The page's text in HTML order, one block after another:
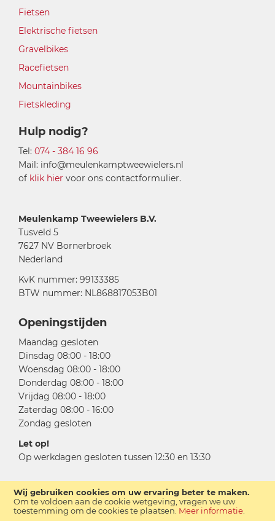
Wij gebruiken cookies om uw ervaring beter te maken.
Om te voldoen aan de cookie wetgeving, vragen we uw
toestemming om de cookies te plaatsen. Meer informatie
Fietsen
Elektrische fietsen
Gravelbikes
Racefietsen
Mountainbikes
Fietskleding
Hulp nodig?
Tel: 074 - 384 16 96
Mail: info@meulenkamptweewielers.nl
of klik hier voor ons contactformulier.
Meulenkamp Tweewielers B.V.
Tusveld 5
7627 NV Bornerbroek
Nederland
KvK nummer: 99133385
BTW nummer: NL868817053B01
Openingstijden
Maandag gesloten
Dinsdag 08:00 - 18:00
Woensdag 08:00 - 18:00
Donderdag 08:00 - 18:00
Vrijdag 08:00 - 18:00
Zaterdag 08:00 - 16:00
Zondag gesloten
Let op!
Op werkdagen gesloten tussen 12:30 en 13:30